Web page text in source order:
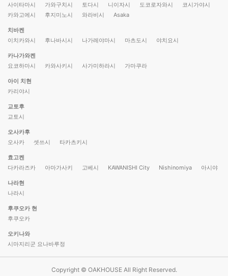
사이타마시
가와구치시 토다시 니이자시 도코로자와시
코시가야시
카와고에시
후지미노시 와라비시 Asaka
치바켄
이치카와시
후나바시시 나가레야마시 마츠도시 야치요시
카나가와켄
요코하마시
카와사키시 사가미하라시 가마쿠라
아이 치현
카리야시
교토후
교토시
오사카후
오사카
셋쓰시 타카츠키시
효고켄
다카라즈카
아마가사키 고베시 KAWANISHI City Nishinomiya 아시야
나라현
나라시
후쿠오카 현
후쿠오카
오키나와
시마지리군 요나바루정
Copyright © OAKHOUSE All Right Reserved.